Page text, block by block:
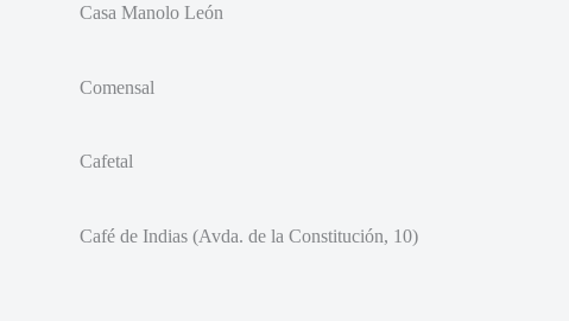
Casa Manolo León
Comensal
Cafetal
Café de Indias (Avda. de la Constitución, 10)